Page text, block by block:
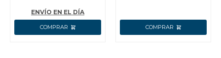
ENVÍO EN EL DÍA